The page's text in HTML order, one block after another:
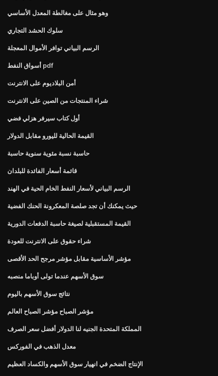
وهو مثال على مغالطة المعدل الأساسي
سلوك الحشد التجاري
الرسم البياني توافر الأموال المعجلة
أسواق النفط pdf
أمن البلاديوم على الانترنت
شراء المنتجات من الصين على الانترنت
أول كتاب سيرفر هزلي فضي
القيمة الحالية لليورو مقابل الدولار
حاسبة نسبة مئوية سنوية حاسبة
قائمة أسعار الفائدة للبلدان
الرسم البياني لأسعار النفط الخام الحية في الهند
حيث يمكنك أن تجد صلصة المعكرونة الحنك الفضية
القيمة المستقبلية لصيغة حاسبة الدفعات الدورية
شراء حقوق على الانترنت للعودة
مؤشر الأساسية مقابل مؤشر مرجح الحد الأقصى
سوق الأسهم عندما تولى أوباما منصبه
نتائج سوق الأسهم باليوم
مؤشر الصباح مؤشر الصباح العالم
المملكة المتحدة الجنيه لنا الدولار أفضل سعر الصرف
معدل الذهب في الفوركس
الإنتاج الضخم في انهيار سوق الأسهم والكساد العظيم